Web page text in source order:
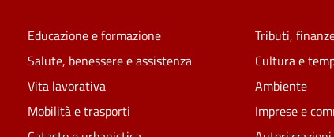
Educazione e formazione
Salute, benessere e assistenza
Vita lavorativa
Mobilità e trasporti
Tributi,
Cultura e
Ambiente
Imprese e